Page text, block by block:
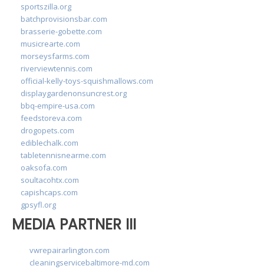
sportszilla.org
batchprovisionsbar.com
brasserie-gobette.com
musicrearte.com
morseysfarms.com
riverviewtennis.com
official-kelly-toys-squishmallows.com
displaygardenonsuncrest.org
bbq-empire-usa.com
feedstoreva.com
drogopets.com
ediblechalk.com
tabletennisnearme.com
oaksofa.com
soultacohtx.com
capishcaps.com
gpsyfl.org
MEDIA PARTNER III
vwrepairarlington.com
cleaningservicebaltimore-md.com